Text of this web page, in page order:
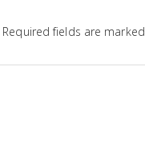
Required fields are marked